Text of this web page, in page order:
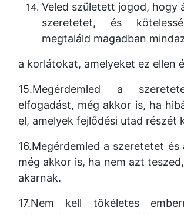
Veled született jogod, hogy
szeretetet, és
megtaláld magadban
a korlátokat, amelyeket ez ellen
15.Megérdemled a
elfogadást, még akkor is, ha
el, amelyek fejlődési utad részét
16.Megérdemled a szeretetet
még akkor is, ha nem azt teszed,
akarnak.
17.Nem kell tökéletes